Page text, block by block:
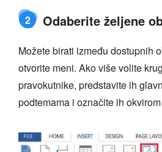
2 Odaberite željene
Možete birati između dostupnih
otvorite meni. Ako više volite
pravokutnike, predstavite ih
podtemama i označite ih